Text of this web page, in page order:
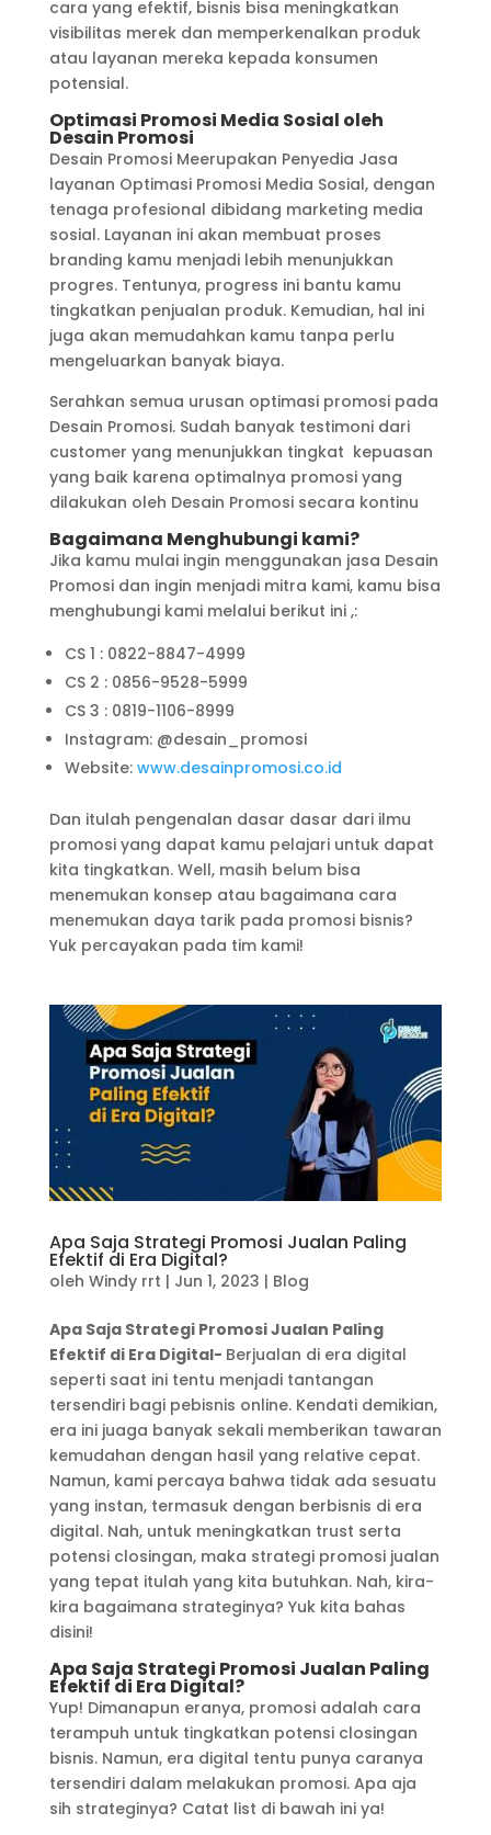
cara yang efektif, bisnis bisa meningkatkan
visibilitas merek dan memperkenalkan produk
atau layanan mereka kepada konsumen
potensial.
Optimasi Promosi Media Sosial oleh
Desain Promosi
Desain Promosi Meerupakan Penyedia Jasa
layanan Optimasi Promosi Media Sosial, dengan
tenaga profesional dibidang marketing media
sosial. Layanan ini akan membuat proses
branding kamu menjadi lebih menunjukkan
progres. Tentunya, progress ini bantu kamu
tingkatkan penjualan produk. Kemudian, hal ini
juga akan memudahkan kamu tanpa perlu
mengeluarkan banyak biaya.
Serahkan semua urusan optimasi promosi pada
Desain Promosi. Sudah banyak testimoni dari
customer yang menunjukkan tingkat kepuasan
yang baik karena optimalnya promosi yang
dilakukan oleh Desain Promosi secara kontinu
Bagaimana Menghubungi kami?
Jika kamu mulai ingin menggunakan jasa Desain
Promosi dan ingin menjadi mitra kami, kamu bisa
menghubungi kami melalui berikut ini ,:
CS 1 : 0822-8847-4999
CS 2 : 0856-9528-5999
CS 3 : 0819-1106-8999
Instagram: @desain_promosi
Website: www.desainpromosi.co.id
Dan itulah pengenalan dasar dasar dari ilmu
promosi yang dapat kamu pelajari untuk dapat
kita tingkatkan. Well, masih belum bisa
menemukan konsep atau bagaimana cara
menemukan daya tarik pada promosi bisnis?
Yuk percayakan pada tim kami!
Apa Saja Strategi Promosi Jualan Paling
Efektif di Era Digital?
oleh Windy rrt | Jun 1, 2023 | Blog
Apa Saja Strategi Promosi Jualan Paling
Efektif di Era Digital- Berjualan di era digital
seperti saat ini tentu menjadi tantangan
tersendiri bagi pebisnis online. Kendati demikian,
era ini juaga banyak sekali memberikan tawaran
kemudahan dengan hasil yang relative cepat.
Namun, kami percaya bahwa tidak ada sesuatu
yang instan, termasuk dengan berbisnis di era
digital. Nah, untuk meningkatkan trust serta
potensi closingan, maka strategi promosi jualan
yang tepat itulah yang kita butuhkan. Nah, kira-
kira bagaimana strateginya? Yuk kita bahas
disini!
Apa Saja Strategi Promosi Jualan Paling
Efektif di Era Digital?
Yup! Dimanapun eranya, promosi adalah cara
terampuh untuk tingkatkan potensi closingan
bisnis. Namun, era digital tentu punya caranya
tersendiri dalam melakukan promosi. Apa aja
sih strateginya? Catat list di bawah ini ya!